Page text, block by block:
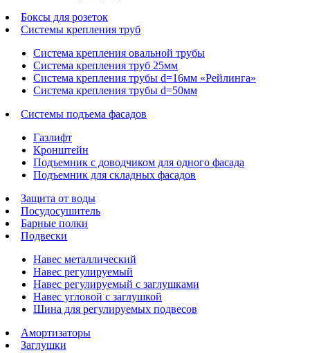
Боксы для розеток
Системы крепления труб
Система крепления овальной трубы
Система крепления труб 25мм
Система крепления трубы d=16мм «Рейлинга»
Система крепления трубы d=50мм
Системы подъема фасадов
Газлифт
Кронштейн
Подъемник с доводчиком для одного фасада
Подъемник для складных фасадов
Защита от воды
Посудосушитель
Барные полки
Подвески
Навес металлический
Навес регулируемый
Навес регулируемый с заглушками
Навес угловой с заглушкой
Шина для регулируемых подвесов
Амортизаторы
Заглушки